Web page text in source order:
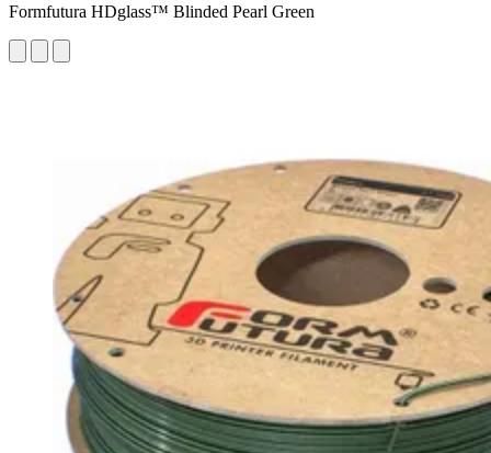
Formfutura HDglass™ Blinded Pearl Green